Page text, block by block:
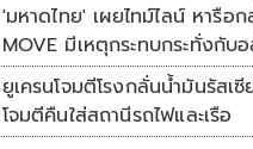
'มหาดไทย' เผยไทม์ไลน์ หารือ
MOVE มีเหตุกระทบกระทั่งกับ
พาส่งขึ้นรถกลับ
ยูเครนโจมตีโรงกลั่นน้ำมันรัสเ
โจมตีคืนใส่สถานีรถไฟและเรือ